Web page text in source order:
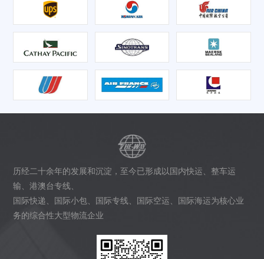
历经二十余年的发展和沉淀，至今已形成以国内快运、整车运
输、港澳台专线、
国际快递、国际小包、国际专线、国际空运、国际海运为核心业
务的综合性大型物流企业